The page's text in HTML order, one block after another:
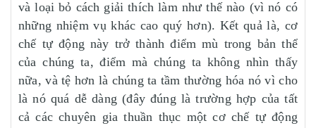
và loại bỏ cách giải thích làm như thế nào (vì nó có
những nhiệm vụ khác cao quý hơn). Kết quả là, cơ
chế tự động này trở thành điểm mù trong bản thể
của chúng ta, điểm mà chúng ta không nhìn thấy
nữa, và tệ hơn là chúng ta tầm thường hóa nó vì cho
là nó quá dễ dàng (đây đúng là trường hợp của tất
cả các chuyên gia thuần thục một cơ chế tự động